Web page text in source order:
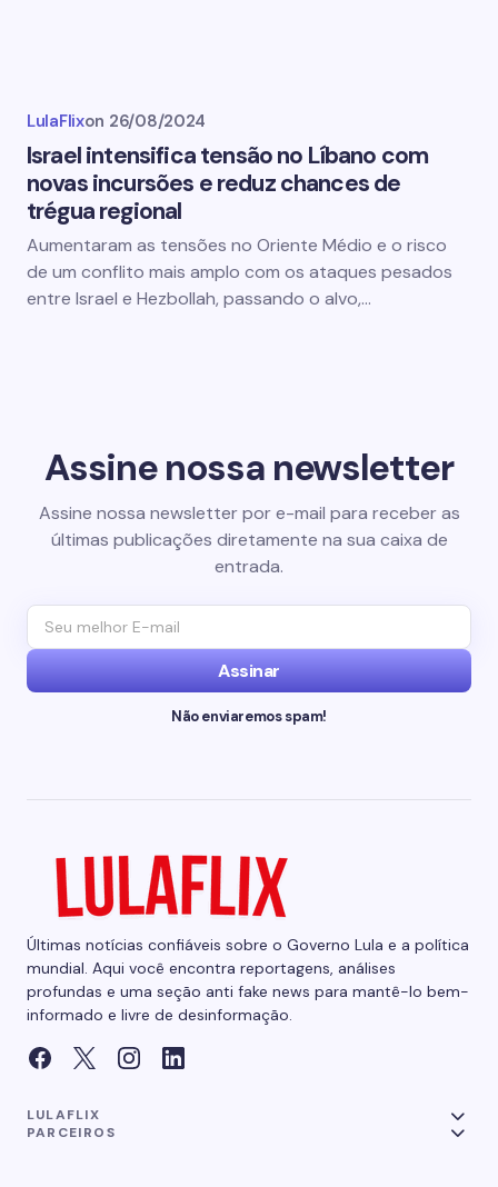
LulaFlixon 26/08/2024
Israel intensifica tensão no Líbano com
novas incursões e reduz chances de
trégua regional
Aumentaram as tensões no Oriente Médio e o risco
de um conflito mais amplo com os ataques pesados
entre Israel e Hezbollah, passando o alvo,…
Assine nossa newsletter
Assine nossa newsletter por e-mail para receber as
últimas publicações diretamente na sua caixa de
entrada.
Assinar
Não enviaremos spam!
Últimas notícias confiáveis sobre o Governo Lula e a política
mundial. Aqui você encontra reportagens, análises
profundas e uma seção anti fake news para mantê-lo bem-
informado e livre de desinformação.
LULAFLIX
PARCEIROS